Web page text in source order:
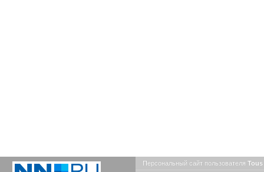
Персональный сайт пользователя